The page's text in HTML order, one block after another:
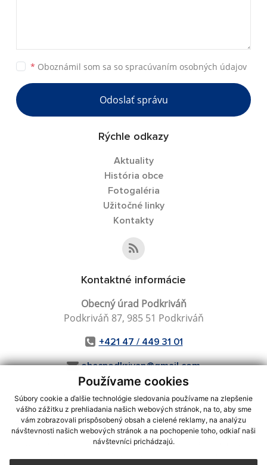
Používame cookies
Súbory cookie a ďalšie technológie sledovania používame na zlepšenie
vášho zážitku z prehliadania našich webových stránok, na to, aby sme
vám zobrazovali prispôsobený obsah a cielené reklamy, na analýzu
návštevnosti našich webových stránok a na pochopenie toho, odkiaľ naši
návštevníci prichádzajú.
* Oboznámil som sa so spracúvaním osobných údajov
Odoslať správu
Rýchle odkazy
Aktuality
História obce
Fotogaléria
Užitočné linky
Kontakty
Kontaktné informácie
Obecný úrad Podkriváň
Podkriváň 87, 985 51 Podkriváň
+421 47 / 449 31 01
obecpodkrivan@gmail.com
využite možnosť získavania aktuálnych informácií s využitím RSS
CMS systém (redakčný) systém ECHELON 2,Mapa stránok,web portál
webex.digital, s.r.o.,domény,registrácia domény